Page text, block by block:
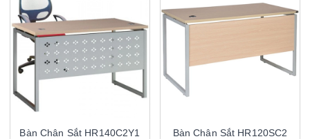
Bàn Chân Sắt HR140C2Y1 Bàn Chân Sắt HR120SC2